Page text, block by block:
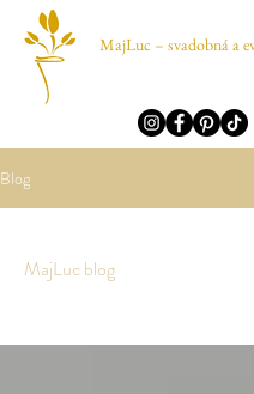
MajLuc – svadobná a
Blog
MajLuc blog